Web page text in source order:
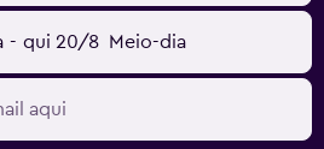
- qui 20/8 Meio-dia